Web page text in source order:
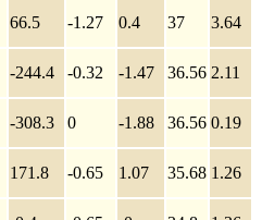
66.5 -1.27 0.4 37 3.64
-244.4 -0.32 -1.47 36.56 2.11
-308.3 0 -1.88 36.56 0.19
171.8 -0.65 1.07 35.68 1.26